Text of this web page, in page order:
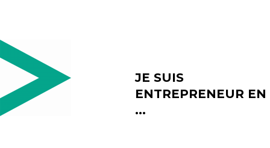
JE SUIS
ENTREPRENEUR EN
...